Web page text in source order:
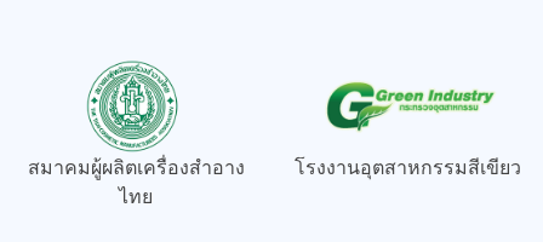
สมาคมผู้ผลิตเครื่องสำอาง
ไทย
โรงงานอุตสาหกรรมสีเขียว